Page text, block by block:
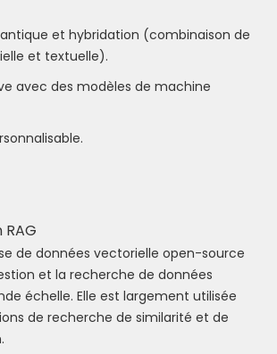
et hybridation (combinaison de
et textuelle).
avec des modèles de machine
de données vectorielle open-source
et la recherche de données
échelle. Elle est largement utilisée
de recherche de similarité et de